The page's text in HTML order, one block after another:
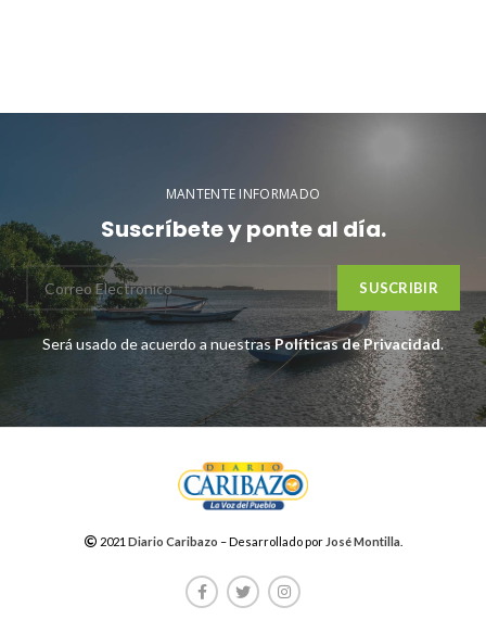
MANTENTE INFORMADO
Suscríbete y ponte al día.
Será usado de acuerdo a nuestrasPolíticas de Privacidad.
2021 Diario Caribazo – Desarrollado por José Montilla